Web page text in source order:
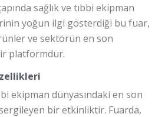
sağlık ve tıbbi ekipman
yoğun ilgi gösterdiği bu fuar,
ve sektörün en son
platformdur.
ekipman dünyasındaki en son
bir etkinliktir. Fuarda,